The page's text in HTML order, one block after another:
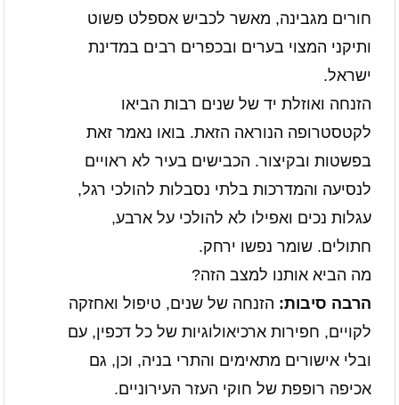
חורים מגבינה, מאשר לכביש אספלט פשוט
ותיקני המצוי בערים ובכפרים רבים במדינת
ישראל.
הזנחה ואוזלת יד של שנים רבות הביאו
לקטסטרופה הנוראה הזאת. בואו נאמר זאת
בפשטות ובקיצור. הכבישים בעיר לא ראויים
לנסיעה והמדרכות בלתי נסבלות להולכי רגל,
עגלות נכים ואפילו לא להולכי על ארבע,
חתולים. שומר נפשו ירחק.
מה הביא אותנו למצב הזה?
הרבה סיבות: הזנחה של שנים, טיפול ואחזקה
לקויים, חפירות ארכיאולוגיות של כל דכפין, עם
ובלי אישורים מתאימים והתרי בניה, וכן, גם
אכיפה רופפת של חוקי העזר העירוניים.